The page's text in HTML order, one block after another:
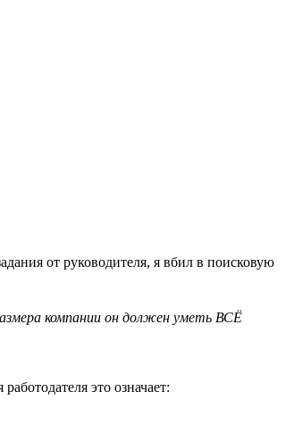
от руководителя, я вбил в поисковую
компании он должен уметь ВСЁ
это означает: